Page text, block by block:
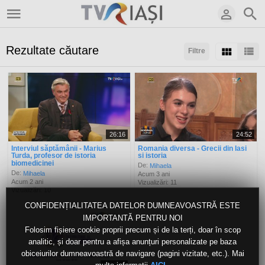
CONFIDENȚIALITATEA DATELOR DUMNEAVOASTRĂ ESTE
IMPORTANTĂ PENTRU NOI
Folosim fișiere cookie proprii precum și de la terți, doar în scop
analitic, și doar pentru a afișa anunțuri personalizate pe baza
obiceiurilor dumneavoastră de navigare (pagini vizitate, etc.). Mai
Filtre
Rezultate căutare
Sortaţi după:
Arată:
Rezultate/pagină:
26:16
Interviul săptămânii - Marius
Turda, profesor de istoria
biomedicinei
De:Mihaela
Acum 2 ani
Vizualizări: 10
24:52
Romania diversa - Grecii din Iasi
si istoria
De: Mihaela
Acum 3 ani
Vizualizări: 11